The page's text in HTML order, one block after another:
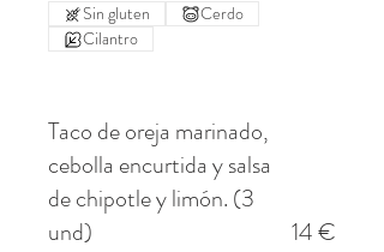
Sin gluten
Cerdo
Cilantro
Taco de oreja marinado,
cebolla encurtida y salsa
de chipotle y limón. (3
und)
14 €